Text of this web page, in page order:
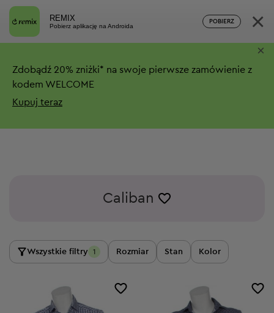
REMIX
Pobierz aplikację na Androida
POBIERZ ×
Zdobądź 20% zniżki* na swoje pierwsze zamówienie z
kodem WELCOME
Kupuj teraz
×
Caliban
Wszystkie filtry 1 Rozmiar Stan Kolor